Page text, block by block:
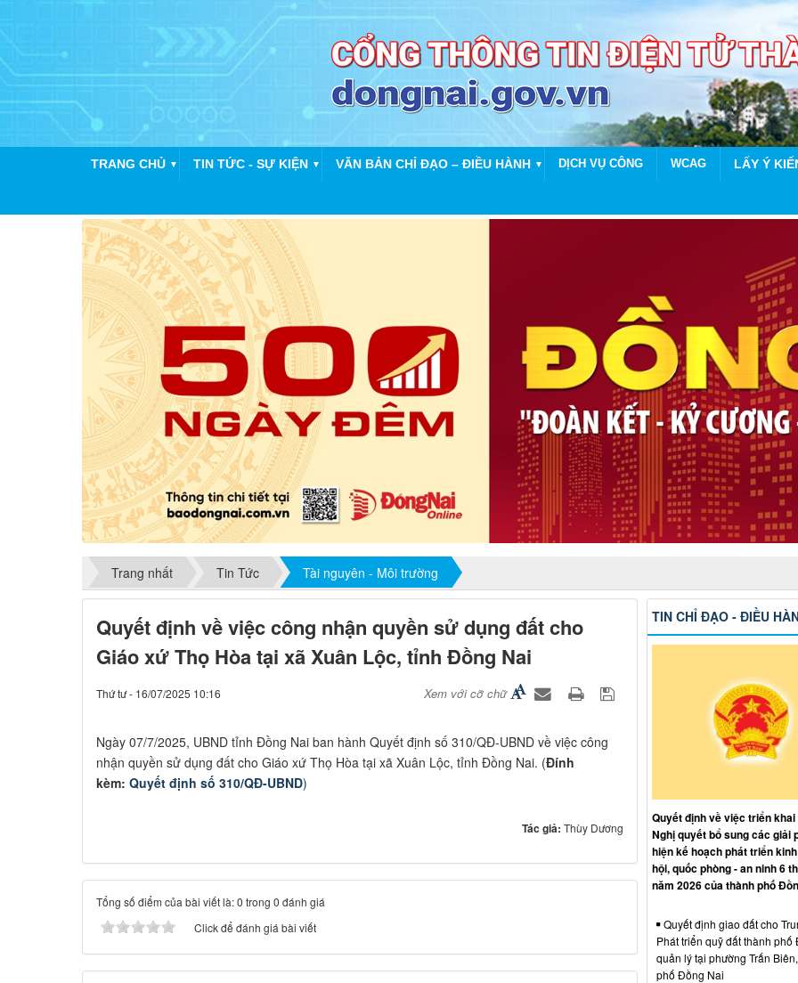
TRANG CHỦ ▼ TIN TỨC - SỰ KIỆN ▼ VĂN BẢN CHỈ ĐẠO – ĐIỀU HÀNH ▼ DỊCH VỤ CÔNG WCAG LẤY Ý
Trang nhất Tin Tức Tài nguyên - Môi trường
Quyết định về việc công nhận quyền sử dụng đất cho
Giáo xứ Thọ Hòa tại xã Xuân Lộc, tỉnh Đồng Nai
Thứ tư - 16/07/2025 10:16 Xem với cỡ chữ
​Ngày 07/7/2025, UBND tỉnh Đồng Nai ban hành Quyết định số 310/QĐ-UBND về việc công
nhận quyền sử dụng đất cho Giáo xứ Thọ Hòa tại xã Xuân Lộc, tỉnh Đồng Nai. (Đính
kèm: Quyết định số 310/QĐ-UBND)
Tác giả: Thùy Dương
Tổng số điểm của bài viết là: 0 trong 0 đánh giá
Click để đánh giá bài viết
TIN CHỈ ĐẠO - ĐIỀU
Quyết định về việc triển
Nghị quyết bổ sung các giải
hiện kế hoạch phát triển
hội, quốc phòng - an ninh 6
năm 2026 của thành phố
Quyết định giao đất cho
Phát triển quỹ đất thành phố
quản lý tại phường Trấn
phố Đồng Nai